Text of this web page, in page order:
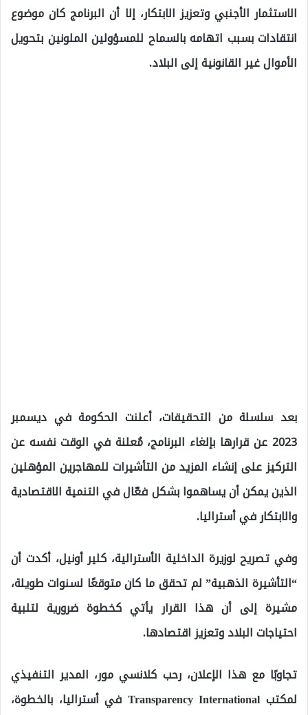
الاستثمار الأجنبي وتعزيز الابتكار، إلا أن البرنامج كان موضوع
انتقادات بسبب اتهامه بالسماح للمسؤولين الملونين بتحويل
الأموال غير القانونية إلى البلاد.
بعد سلسلة من التحقيقات، أعلنت الحكومة في ديسمبر
2023 عن قرارها بإلغاء البرنامج، مُعلنة في الوقت نفسه عن
التركيز على إنشاء المزيد من التأشيرات للمهاجرين المؤهلين
الذين يمكن أن يساهموا بشكل فعّال في التنمية الاقتصادية
والابتكار في أستراليا.
وفي تصريح لوزيرة الداخلية الأسترالية، كلير أونيل، أكدت أن
“التأشيرة الذهبية” لم تحقق ما كان متوقعًا لسنوات طويلة،
مشيرة إلى أن هذا القرار يأتي كخطوة ضرورية لتلبية
احتياجات البلاد وتعزيز اقتصادها.
تجاوبًا مع هذا الإعلان، رحب كلانسي مور، المدير التنفيذي
لمكتب Transparency International في أستراليا، بالخطوة،